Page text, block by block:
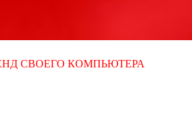
СВОЕГО КОМПЬЮТЕРА